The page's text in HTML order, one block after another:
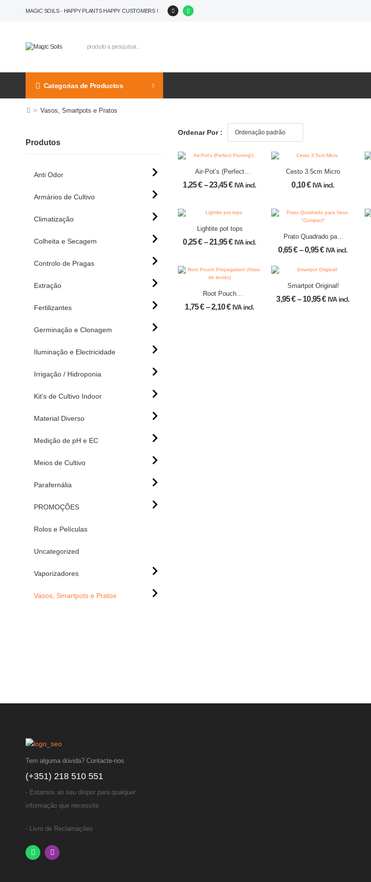
MAGIC SOILS - HAPPY PLANTS HAPPY CUSTOMERS !
Categorias de Productos
> Vasos, Smartpots e Pratos
Produtos
Anti Odor
Armários de Cultivo
Climatização
Colheita e Secagem
Controlo de Pragas
Extração
Fertilizantes
Germinação e Clonagem
Iluminação e Electricidade
Irrigação / Hidroponia
Kit's de Cultivo Indoor
Material Diverso
Medição de pH e EC
Meios de Cultivo
Parafernália
PROMOÇÕES
Rolos e Películas
Uncategorized
Vaporizadores
Vasos, Smartpots e Pratos
Ordenar Por :
Air-Pot’s (Perfect
Pruning!)
1,25€ –23,45€ IVA incl.
Cesto 3.5cm Micro
0,10€ IVA incl.
Lightite pot tops
0,25€ –21,95€ IVA incl.
Prato Quadrado para
Vaso “Compact”
0,65€–0,95€ IVA incl.
Root Pouch
Propagation! (Vaso de
tecido)
1,75€–2,10€ IVA incl.
Smartpot Original!
3,95€ – 10,95€ IVA incl.
Tem alguma dúvida? Contacte-nos
(+351) 218 510 551
- Estamos ao seu dispor para qualquer
informação que necessite
- Livro de Reclamações